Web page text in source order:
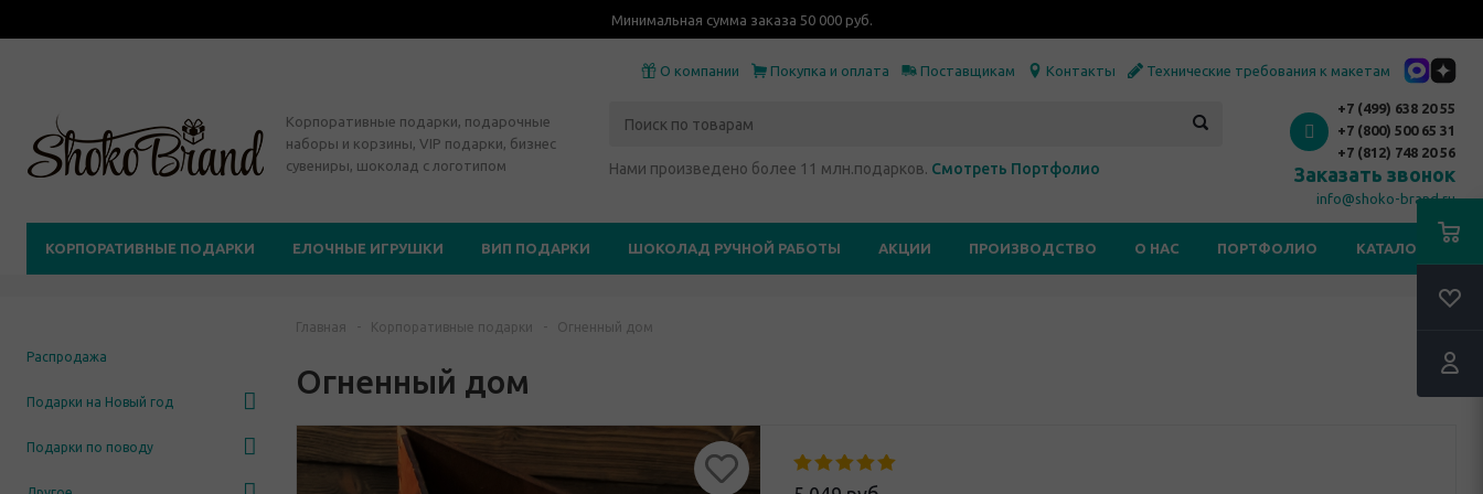
Минимальная сумма заказа 50 000 руб.
О компании Покупка и оплата Поставщикам Контакты Технические требования к макетам
Корпоративные подарки, подарочные
наборы и корзины, VIP подарки, бизнес
сувениры, шоколад с логотипом
Нами произведено более 11 млн.подарков. Смотреть Портфолио
+7 (499) 638 20 55
+7 (800) 500 65 31
+7 (812) 748 20 56
Заказать звонок
info@shoko-brand.ru
КОРПОРАТИВНЫЕ ПОДАРКИ ЕЛОЧНЫЕ ИГРУШКИ ВИП ПОДАРКИ ШОКОЛАД РУЧНОЙ РАБОТЫ АКЦИИ ПРОИЗВОДСТВО О НАС ПОРТФОЛИО КАТАЛОГИ
Распродажа
Подарки на Новый год
Подарки по поводу
Главная - Корпоративные подарки - Огненный дом
Огненный дом